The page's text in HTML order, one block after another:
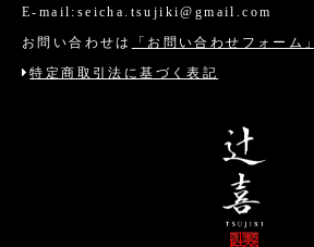
E-mail:seicha.tsujiki@gmail.com
お問い合わせは
「お問い合わせフォーム」
特定商取引法に基づく表記